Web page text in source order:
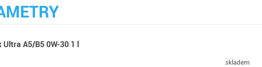
Ultra A5/B5 0W-30 1 l
skladem